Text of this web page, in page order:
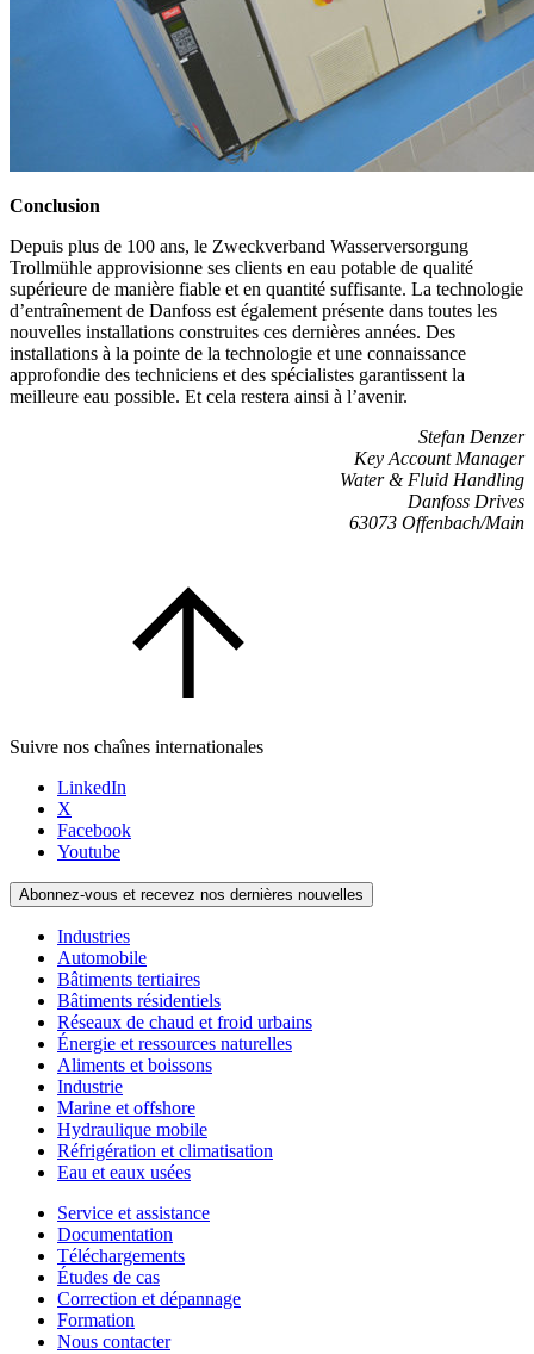
Conclusion
Depuis plus de 100 ans, le Zweckverband Wasserversorgung
Trollmühle approvisionne ses clients en eau potable de qualité
supérieure de manière fiable et en quantité suffisante. La technologie
d’entraînement de Danfoss est également présente dans toutes les
nouvelles installations construites ces dernières années. Des
installations à la pointe de la technologie et une connaissance
approfondie des techniciens et des spécialistes garantissent la
meilleure eau possible. Et cela restera ainsi à l’avenir.
Stefan Denzer
Key Account Manager
Water & Fluid Handling
Danfoss Drives
63073 Offenbach/Main
Suivre nos chaînes internationales
LinkedIn
X
Facebook
Youtube
Abonnez-vous et recevez nos dernières nouvelles
Industries
Automobile
Bâtiments tertiaires
Bâtiments résidentiels
Réseaux de chaud et froid urbains
Énergie et ressources naturelles
Aliments et boissons
Industrie
Marine et offshore
Hydraulique mobile
Réfrigération et climatisation
Eau et eaux usées
Service et assistance
Documentation
Téléchargements
Études de cas
Correction et dépannage
Formation
Nous contacter